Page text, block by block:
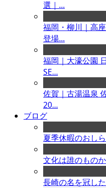
選｜...
福岡・柳川｜高
登場...
福岡｜大濠公園
SE...
佐賀｜古湯温泉
20...
ブログ
夏季休暇のおし
文化は誰のもの
長崎の名を冠し